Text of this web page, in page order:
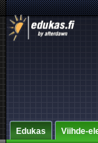
Edukas Viihde-